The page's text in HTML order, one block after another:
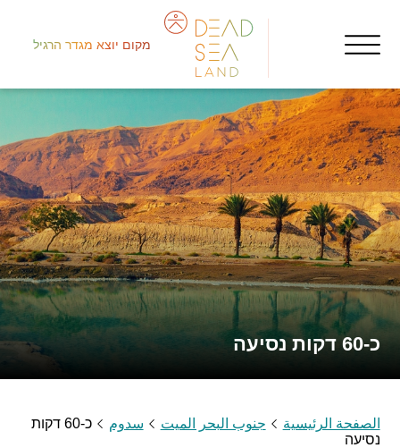
מקום יוצא מגדר הרגיל
כ-60 דקות נסיעה
الصفحة الرئيسية جنوب البحر الميت سدوم
כ-60 דקות
נסיעה